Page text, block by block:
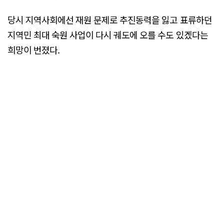
당시 지역사회에선 재원 문제로 추진동력을 잃고 표류하던
지역민 최대 숙원 사업이 다시 궤도에 오를 수도 있겠다는
희망이 번졌다.